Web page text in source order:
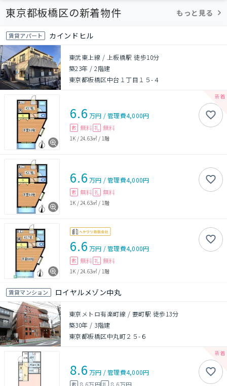
東京都板橋区の新着物件 もっと見る
賃貸アパート カインドヒル
東武東上線 / 上板橋駅 徒歩10分
築23年 /2階建
東京都板橋区中台１丁目１５-４
6.6 万円 /管理費4,000円
敷 無料 礼 無料
1K / 24.63㎡ / 1階
6.6 万円 /管理費4,000円
敷 無料 礼 無料
1K / 24.63㎡ / 1階
6.6 万円 /管理費4,000円
敷 無料 礼 無料
1K /24.63㎡ / 1階
賃貸マンション ロイヤルメゾン中丸
東京メトロ有楽町線 / 要町駅 徒歩13分
築30年 / 3階建
東京都板橋区中丸町２５-６
8.6 万円 /管理費4,000円
敷 8.6万円礼 8.6万円